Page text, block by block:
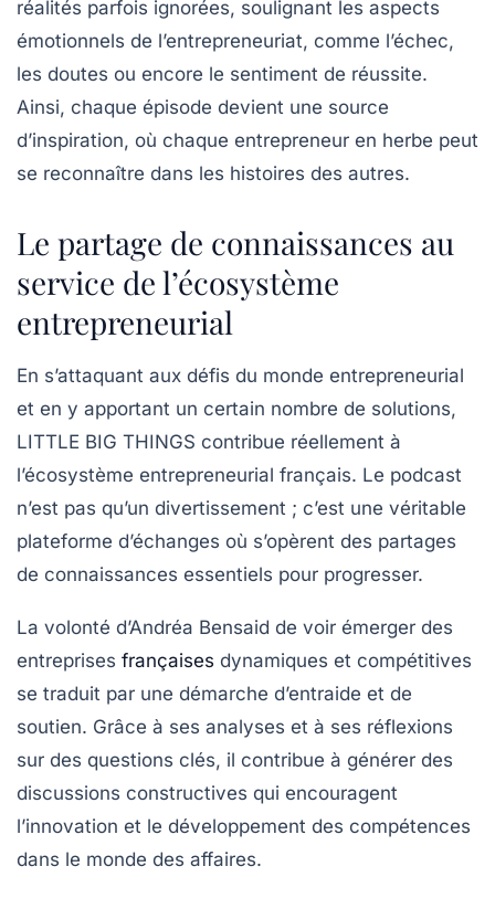
réalités parfois ignorées, soulignant les aspects
émotionnels de l’entrepreneuriat, comme l’échec,
les doutes ou encore le sentiment de réussite.
Ainsi, chaque épisode devient une source
d’inspiration, où chaque entrepreneur en herbe peut
se reconnaître dans les histoires des autres.
Le partage de connaissances au
service de l’écosystème
entrepreneurial
En s’attaquant aux défis du monde entrepreneurial
et en y apportant un certain nombre de solutions,
LITTLE BIG THINGS contribue réellement à
l’écosystème entrepreneurial français. Le podcast
n’est pas qu’un divertissement ; c’est une véritable
plateforme d’échanges où s’opèrent des partages
de connaissances essentiels pour progresser.
La volonté d’Andréa Bensaid de voir émerger des
entreprises françaises dynamiques et compétitives
se traduit par une démarche d’entraide et de
soutien. Grâce à ses analyses et à ses réflexions
sur des questions clés, il contribue à générer des
discussions constructives qui encouragent
l’innovation et le développement des compétences
dans le monde des affaires.